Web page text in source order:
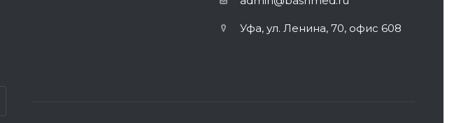
Уфа, ул. Ленина, 70, офис 608